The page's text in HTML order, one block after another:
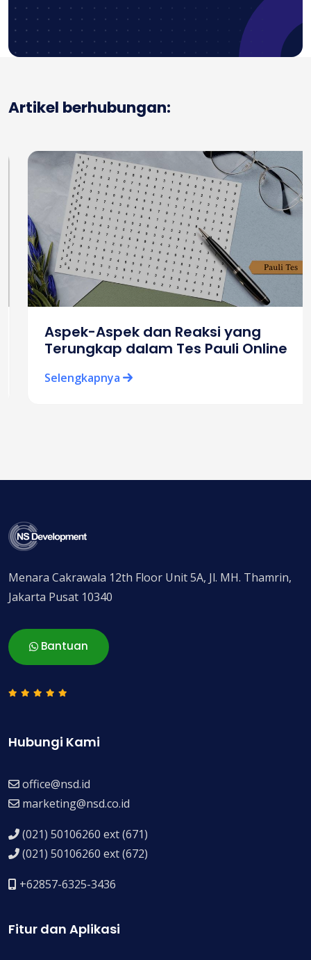
Artikel berhubungan:
Aspek-Aspek dan Reaksi yang
Terungkap dalam Tes Pauli Online
Selengkapnya
Menara Cakrawala 12th Floor Unit 5A, Jl. MH. Thamrin,
Jakarta Pusat 10340
Bantuan
Hubungi Kami
office@nsd.id
marketing@nsd.co.id
(021) 50106260 ext (671)
(021) 50106260 ext (672)
+62857-6325-3436
Fitur dan Aplikasi